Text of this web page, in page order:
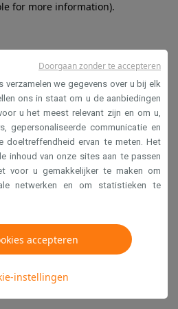
for more information).
we gegevens over u bij elk
ons in staat om u de aanbiedingen
u het meest relevant zijn en om u,
gepersonaliseerde communicatie en
doeltreffendheid ervan te meten. Het
inhoud van onze sites aan te passen
voor u gemakkelijker te maken om
netwerken en om statistieken te
accepteren
instellingen
Doorgaan zonder te accepteren